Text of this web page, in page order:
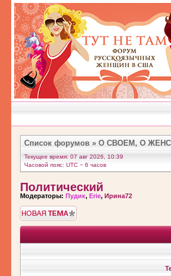
Список форумов » О СВОЕМ, О
Текущее время: 07 авг 2026, 10:39
Часовой пояс: UTC − 6 часов
Политический
Модераторы: Пудик, Erie, Ирина72
Новая тема